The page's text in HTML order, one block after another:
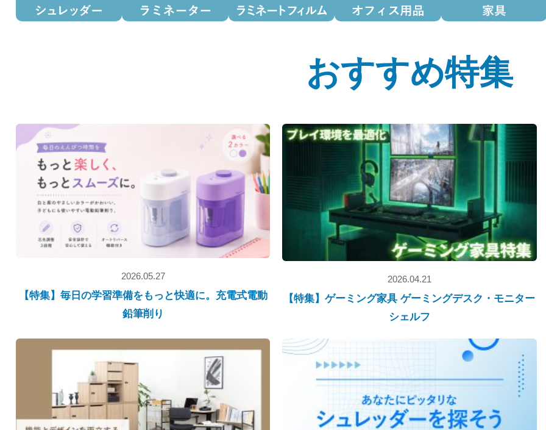
おすすめ特集
2026.05.27
【特集】毎日の学習準備をもっと快適に。充電式電動
鉛筆削り
2026.04.21
【特集】ゲーミング家具 ゲーミングデスク・モニター
シェルフ